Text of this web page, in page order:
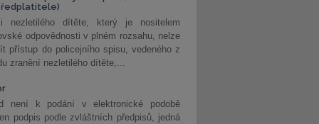
nezletilého dítěte, který je nositelem
odpovědnosti v plném rozsahu, nelze
přístup do policejního spisu, vedeného z
zranění nezletilého dítěte,...
není k podání v elektronické podobě
podpis podle zvláštních předpisů, jedná